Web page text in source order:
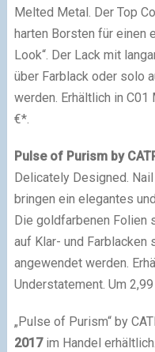
Melted Metal. Der Top
harten Borsten für einen
Look“. Der Lack mit
über Farblack oder solo
werden. Erhältlich in
€*.
Pulse of Purism by
Delicately Designed.
bringen ein elegantes
Die goldfarbenen Folien
auf Klar- und Farblacken
angewendet werden.
Understatement. Um
„Pulse of Purism“ by
2017im Handel erhältlich.